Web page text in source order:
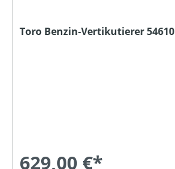
Toro Benzin-Vertikutierer 54610
629,00 €*